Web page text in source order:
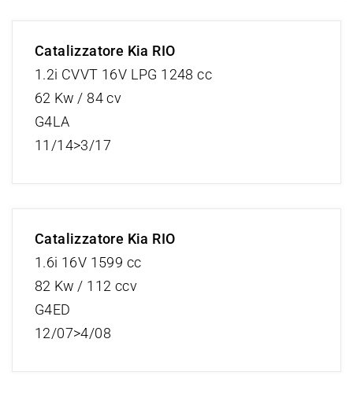
Catalizzatore Kia RIO
1.2i CVVT 16V LPG 1248 cc
62 Kw / 84 cv
G4LA
11/14>3/17
Catalizzatore Kia RIO
1.6i 16V 1599 cc
82 Kw / 112 ccv
G4ED
12/07>4/08